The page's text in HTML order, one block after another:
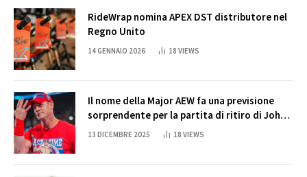
RideWrap nomina APEX DST distributore nel
Regno Unito
14 GENNAIO 2026 18 VIEWS
Il nome della Major AEW fa una previsione
sorprendente per la partita di ritiro di John
Cena
13 DICEMBRE 2025 18 VIEWS